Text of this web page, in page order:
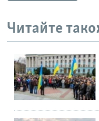
Читайте